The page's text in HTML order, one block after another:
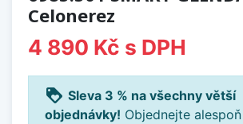
Celonerez
4 890 Kč s DPH
loyalty Sleva 3 % na všechny větší
objednávky! Objednejte